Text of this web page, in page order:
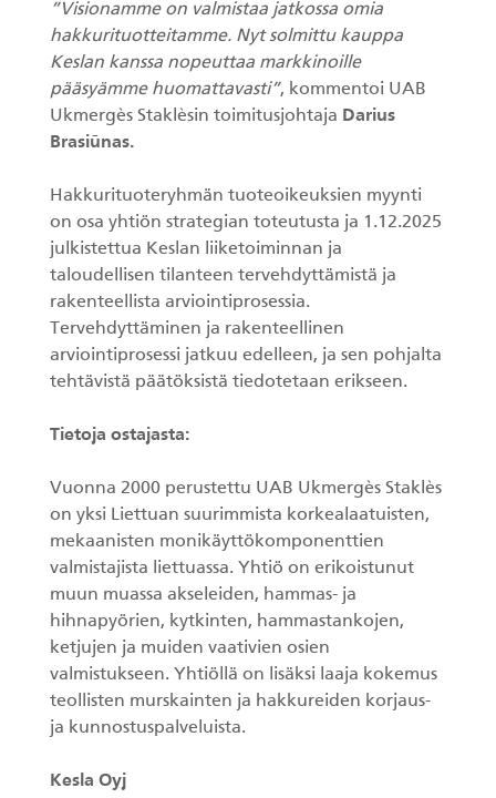
”Visionamme on valmistaa jatkossa omia
hakkurituotteitamme. Nyt solmittu kauppa
Keslan kanssa nopeuttaa markkinoille
pääsyämme huomattavasti”, kommentoi UAB
Ukmergès Staklèsin toimitusjohtaja Darius
Brasiūnas.
Hakkurituoteryhmän tuoteoikeuksien myynti
on osa yhtiön strategian toteutusta ja 1.12.2025
julkistettua Keslan liiketoiminnan ja
taloudellisen tilanteen tervehdyttämistä ja
rakenteellista arviointiprosessia.
Tervehdyttäminen ja rakenteellinen
arviointiprosessi jatkuu edelleen, ja sen pohjalta
tehtävistä päätöksistä tiedotetaan erikseen.
Tietoja ostajasta:
Vuonna 2000 perustettu UAB Ukmergès Staklès
on yksi Liettuan suurimmista korkealaatuisten,
mekaanisten monikäyttökomponenttien
valmistajista liettuassa. Yhtiö on erikoistunut
muun muassa akseleiden, hammas- ja
hihnapyörien, kytkinten, hammastankojen,
ketjujen ja muiden vaativien osien
valmistukseen. Yhtiöllä on lisäksi laaja kokemus
teollisten murskainten ja hakkureiden korjaus-
ja kunnostuspalveluista.
Kesla Oyj